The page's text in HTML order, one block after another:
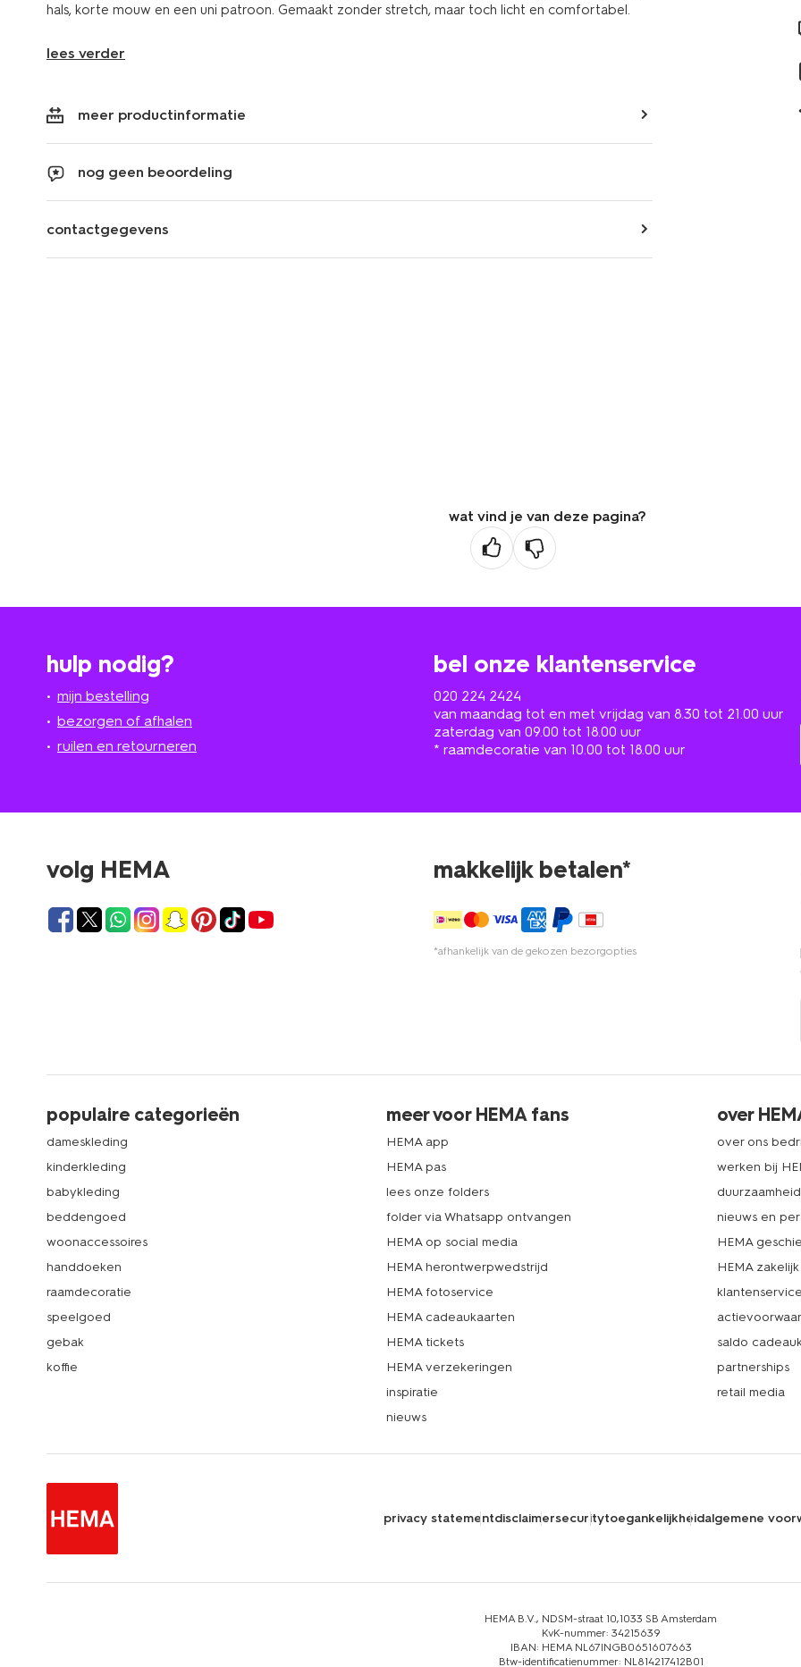
hals, korte mouw en een uni patroon. Gemaakt zonder stretch, maar toch licht en comfortabel.
lees verder
meer productinformatie
nog geen beoordeling
contactgegevens
wat vind je van deze pagina?
hulp nodig?
mijn bestelling
bezorgen of afhalen
ruilen en retourneren
bel onze klantenservice
020 224 2424
van maandag tot en met vrijdag van 8.30 tot 21.00 uur
zaterdag van 09.00 tot 18.00 uur
* raamdecoratie van 10.00 tot 18.00 uur
volg HEMA makkelijk betalen*
*afhankelijk van de gekozen bezorgopties
populaire categorieën
dameskleding
kinderkleding
babykleding
beddengoed
woonaccessoires
handdoeken
raamdecoratie
speelgoed
gebak
koffie
meer voor HEMA fans
HEMA app
HEMA pas
lees onze folders
folder via Whatsapp ontvangen
HEMA op social media
HEMA herontwerpwedstrijd
HEMA fotoservice
HEMA cadeaukaarten
HEMA tickets
HEMA verzekeringen
inspiratie
nieuws
over
over ons
werken bij
duurzaamheid
nieuws en
HEMA
HEMA zakelijk
klantenservice
saldo
partnerships
retail media
privacy statementdisclaimersecuritytoegankelijkheidalgemene
HEMA B.V., NDSM-straat 10,1033 SB Amsterdam
KvK-nummer: 34215639
IBAN: HEMA NL67INGB0651607663
Btw-identificatienummer: NL814217412B01